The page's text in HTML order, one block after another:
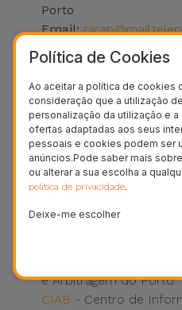
Porto
Email:
Website: www.cicap.pt
Entidades de
Litígios:
CIMAAL- Centro de
Arbitragem de
Algarve
CACRC- Centro de
de Consumo da
CACCL- Centro de
- Centro de
e Arbitragem do Porto
CIAB - Centro de
Política de Cookies
Ao aceitar a política de cookies
consideração que a utilização
personalização da utilização e
ofertas adaptadas aos seus
pessoais e cookies podem ser
anúncios.Pode saber mais
ou alterar a sua escolha a
política de privacidade.
Deixe-me escolher